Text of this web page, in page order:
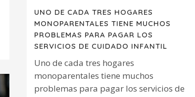
UNO DE CADA TRES HOGARES
MONOPARENTALES TIENE MUCHOS
PROBLEMAS PARA PAGAR LOS
SERVICIOS DE CUIDADO INFANTIL
Uno de cada tres hogares
monoparentales tiene muchos
problemas para pagar los servicios de